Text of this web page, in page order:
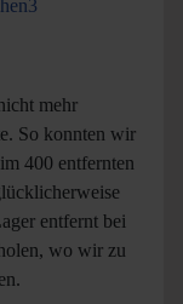
mehr
So konnten wir
400 entfernten
entfernt bei
wo wir zu